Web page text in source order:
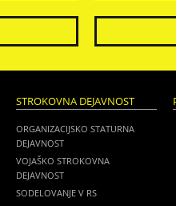
STROKOVNA DEJAVNOST
ORGANIZACIJSKO STATURNA
DEJAVNOST
VOJAŠKO STROKOVNA
DEJAVNOST
SODELOVANJE V RS